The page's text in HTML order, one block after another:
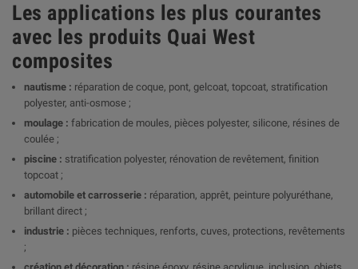
Les applications les plus courantes
avec les produits Quai West
composites
nautisme : réparation de coque, pont, gelcoat, topcoat, stratification
polyester, anti-osmose ;
moulage : fabrication de moules, pièces polyester, silicone, résines de
coulée ;
piscine : stratification polyester, rénovation de revêtement, finition
topcoat ;
automobile et carrosserie : réparation, apprêt, peinture polyuréthane,
brillant direct ;
industrie : pièces techniques, renforts, cuves, protections, revêtements
;